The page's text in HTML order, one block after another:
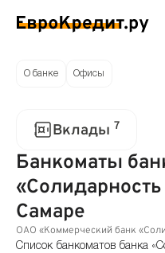
О банке Офисы
Вклады 7
Банкоматы
Самаре
ОАО «Коммерческий банк
Список банкоматов банка